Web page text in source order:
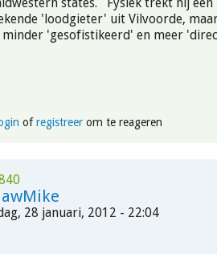
'loodgieter' uit Vilvoorde,
minder 'gesofistikeerd' en meer
ofregistreerom te reageren
28 januari, 2012 - 22:04